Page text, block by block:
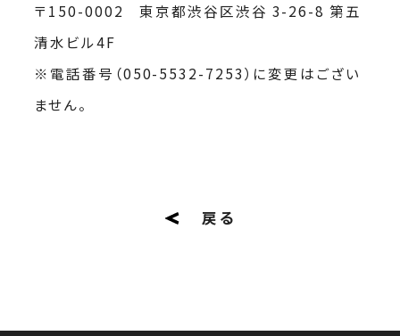
〒150-0002 東京都渋谷区渋谷 3-26-8 第五
清水ビル4F
※電話番号（050-5532-7253）に変更はござい
ません。
戻る